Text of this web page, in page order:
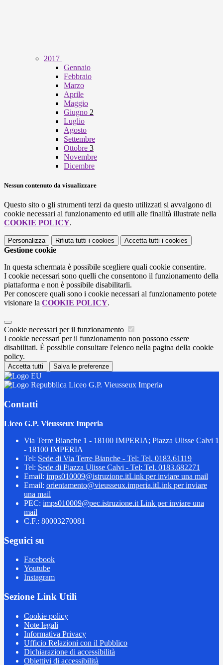
2017
Gennaio
Febbraio
Marzo
Aprile
Maggio
Giugno 2
Luglio
Agosto
Settembre
Ottobre 3
Novembre
Dicembre
Nessun contenuto da visualizzare
Questo sito o gli strumenti terzi da questo utilizzati si avvalgono di
cookie necessari al funzionamento ed utili alle finalità illustrate nella
COOKIE POLICY.
Personalizza Rifiuta tutti i cookies Accetta tutti i cookies
Gestione cookie
In questa schermata è possibile scegliere quali cookie consentire.
I cookie necessari sono quelli che consentono il funzionamento della
piattaforma e non è possibile disabilitarli.
Per conoscere quali sono i cookie necessari al funzionamento potete
visionare la COOKIE POLICY.
Cookie necessari per il funzionamento
I cookie necessari per il funzionamento non possono essere
disabilitati. È possibile consultare l'elenco nella pagina della cookie
policy.
Accetta tutti Salva le preferenze
Liceo G.P. Vieusseux Imperia
Contatti
Liceo G.P. Vieusseux Imperia
Via Terre Bianche 1 - 18100 IMPERIA; Piazza Ulisse Calvi 1
- 18100 IMPERIA
Tel: Sede di Via Terre Bianche - Tel: Tel. 0183.61119
Tel: Sede di Piazza Ulisse Calvi - Tel: Tel. 0183.682271
Email: imps010009@istruzione.itLink per inviare una mail
Email: orientamento@vieusseux.imperia.itLink per inviare
una mail
PEC: imps010009@pec.istruzione.it Link per inviare una
mail
C.F.: 80003270081
Seguici su
Facebook
Youtube
Instagram
Sezione Link Utili
Cookie policy
Note legali
Informativa Privacy
Ufficio Relazioni con il Pubblico
Dichiarazione di accessibilità
Obiettivi di accessibilità